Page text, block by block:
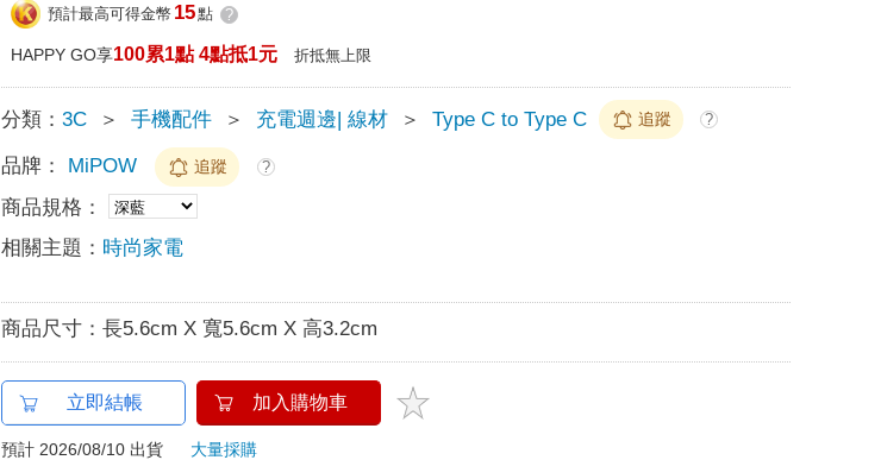
預計最高可得金幣 15點 ?
HAPPY GO享100累1點 4點抵1元 折抵無上限
分類：3C ＞ 手機配件 ＞ 充電週邊| 線材 ＞ Type C to Type C 追蹤 ?
品牌： MiPOW 追蹤 ?
商品規格：
相關主題： 時尚家電
商品尺寸：長5.6cm X 寬5.6cm X 高3.2cm
立即結帳 加入購物車
預計 2026/08/10 出貨 大量採購